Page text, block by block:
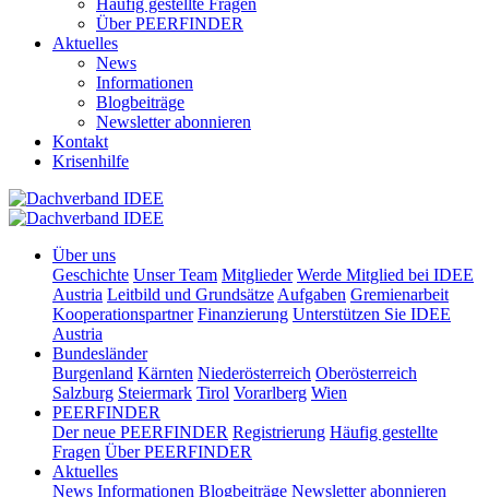
Häufig gestellte Fragen
Über PEERFINDER
Aktuelles
News
Informationen
Blogbeiträge
Newsletter abonnieren
Kontakt
Krisenhilfe
Über uns
Geschichte Unser Team Mitglieder Werde Mitglied bei IDEE
Austria Leitbild und Grundsätze Aufgaben Gremienarbeit
Kooperationspartner Finanzierung Unterstützen Sie IDEE
Austria
Bundesländer
Burgenland Kärnten Niederösterreich Oberösterreich
Salzburg Steiermark Tirol Vorarlberg Wien
PEERFINDER
Der neue PEERFINDER Registrierung Häufig gestellte
Fragen Über PEERFINDER
Aktuelles
News Informationen Blogbeiträge Newsletter abonnieren